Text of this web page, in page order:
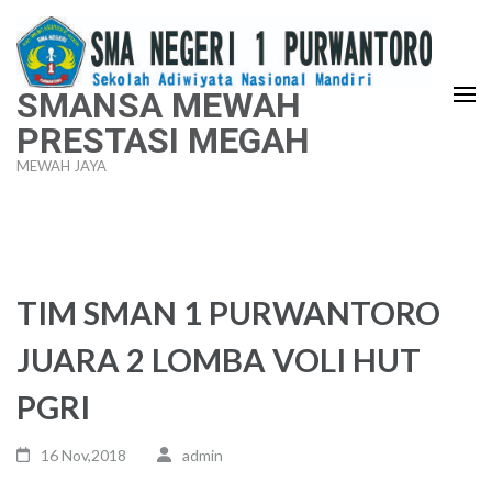
Lompat
ke
konten
(Tekan
Enter)
SMANSA MEWAH
PRESTASI MEGAH
MEWAH JAYA
TIM SMAN 1 PURWANTORO
JUARA 2 LOMBA VOLI HUT
PGRI
16 Nov,2018 admin